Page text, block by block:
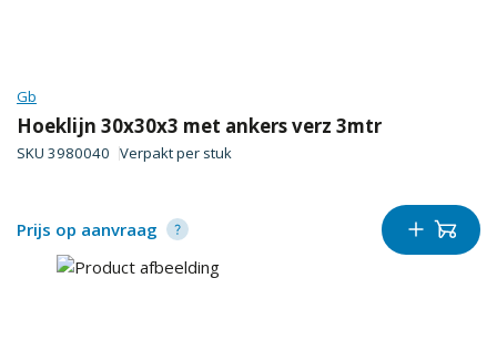
Gb
Hoeklijn 30x30x3 met ankers verz 3mtr
SKU 3980040 Verpakt per stuk
Prijs op aanvraag